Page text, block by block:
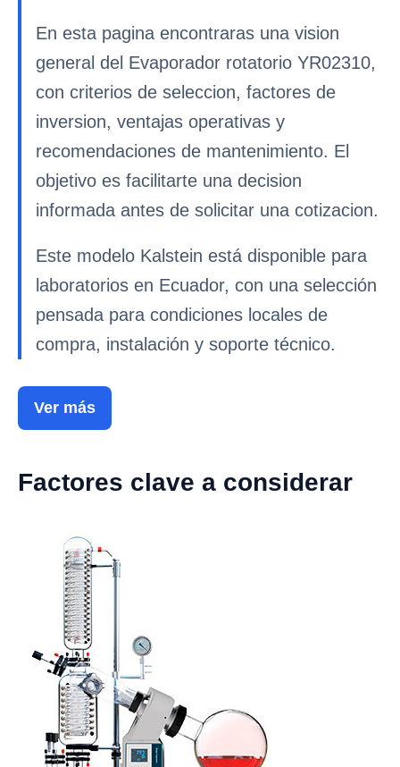
En esta pagina encontraras una vision
general del Evaporador rotatorio YR02310,
con criterios de seleccion, factores de
inversion, ventajas operativas y
recomendaciones de mantenimiento. El
objetivo es facilitarte una decision
informada antes de solicitar una cotizacion.
Este modelo Kalstein está disponible para
laboratorios en Ecuador, con una selección
pensada para condiciones locales de
compra, instalación y soporte técnico.
Ver más
Factores clave a considerar